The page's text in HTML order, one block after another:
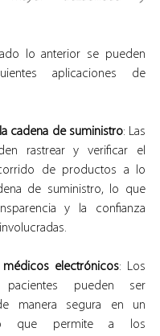
lo anterior se pueden
aplicaciones de
cadena de suministro: Las
rastrear y verificar el
de productos a lo
de suministro, lo que
y la confianza
médicos electrónicos: Los
pueden ser
manera segura en un
que permite a los